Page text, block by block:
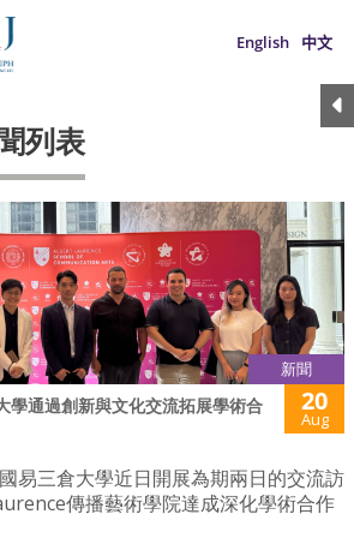
English 中文
列表
新聞
學通過創新與文化交流拓展學術合
20
Aug
易三倉大學近日開展為期兩日的交流訪
傳播藝術學院達成深化學術合作